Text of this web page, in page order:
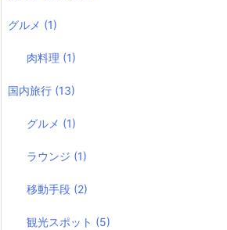
グルメ (1)
肉料理 (1)
国内旅行 (13)
グルメ (1)
ラウンジ (1)
移動手段 (2)
観光スポット (5)